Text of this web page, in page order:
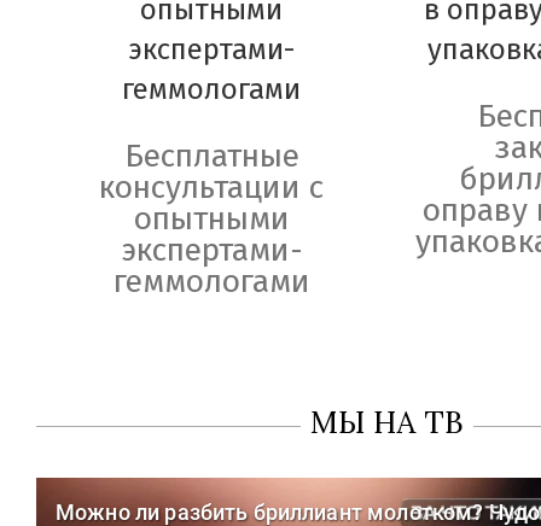
Бесплатные
консультации с
опытными
экспертами-
геммологами
оправу
МЫ НА ТВ